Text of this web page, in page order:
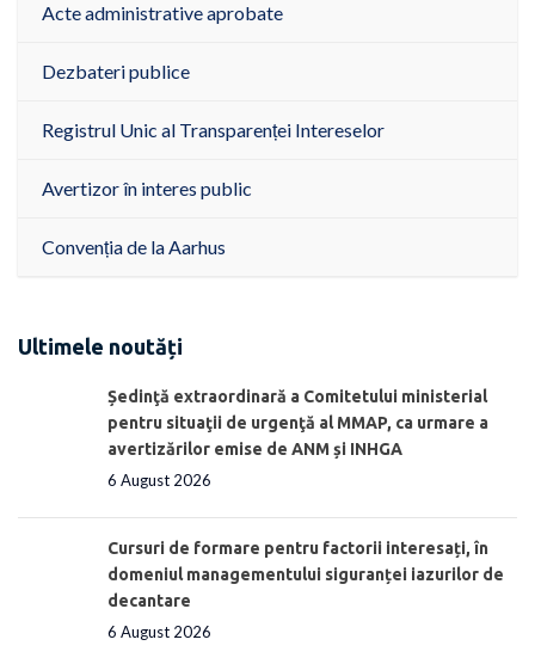
Acte administrative aprobate
Dezbateri publice
Registrul Unic al Transparenței Intereselor
Avertizor în interes public
Convenția de la Aarhus
Ultimele noutăți
Ședinţă extraordinară a Comitetului ministerial
pentru situaţii de urgenţă al MMAP, ca urmare a
avertizărilor emise de ANM și INHGA
6 August 2026
Cursuri de formare pentru factorii interesați, în
domeniul managementului siguranței iazurilor de
decantare
6 August 2026